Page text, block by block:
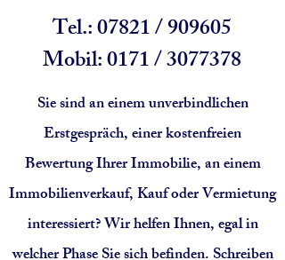
Tel.: 07821 / 909605
Mobil: 0171 /3077378
Sie sind an einem unverbindlichen
Erstgespräch, einer kostenfreien
Bewertung Ihrer Immobilie, an einem
Immobilienverkauf, Kauf oder Vermietung
interessiert? Wir helfen Ihnen, egal in